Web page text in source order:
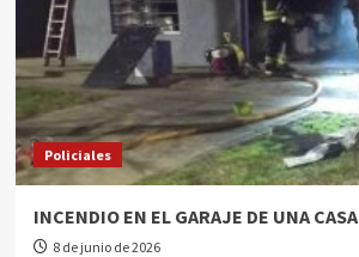
Policiales
INCENDIO EN EL GARAJE DE UNA CASA
8 de junio de 2026